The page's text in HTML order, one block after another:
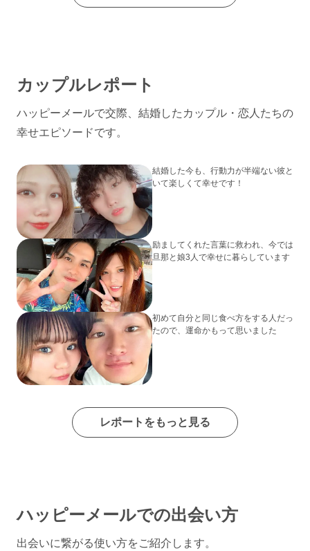
カップルレポート
ハッピーメールで交際、結婚したカップル・恋人たちの
幸せエピソードです。
結婚した今も、行動力が半端ない彼と
いて楽しくて幸せです！
励ましてくれた言葉に救われ、今では
旦那と娘3人で幸せに暮らしています
初めて自分と同じ食べ方をする人だっ
たので、運命かもって思いました
レポートをもっと見る
ハッピーメールでの出会い方
出会いに繋がる使い方をご紹介します。